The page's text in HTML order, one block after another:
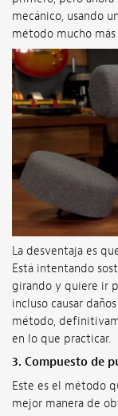
mecánico, usando
método mucho
La desventaja es
Está intentando
girando y quiere ir
incluso causar
método,
en lo que practicar.
3. Compuesto de
Este es el método
mejor manera de